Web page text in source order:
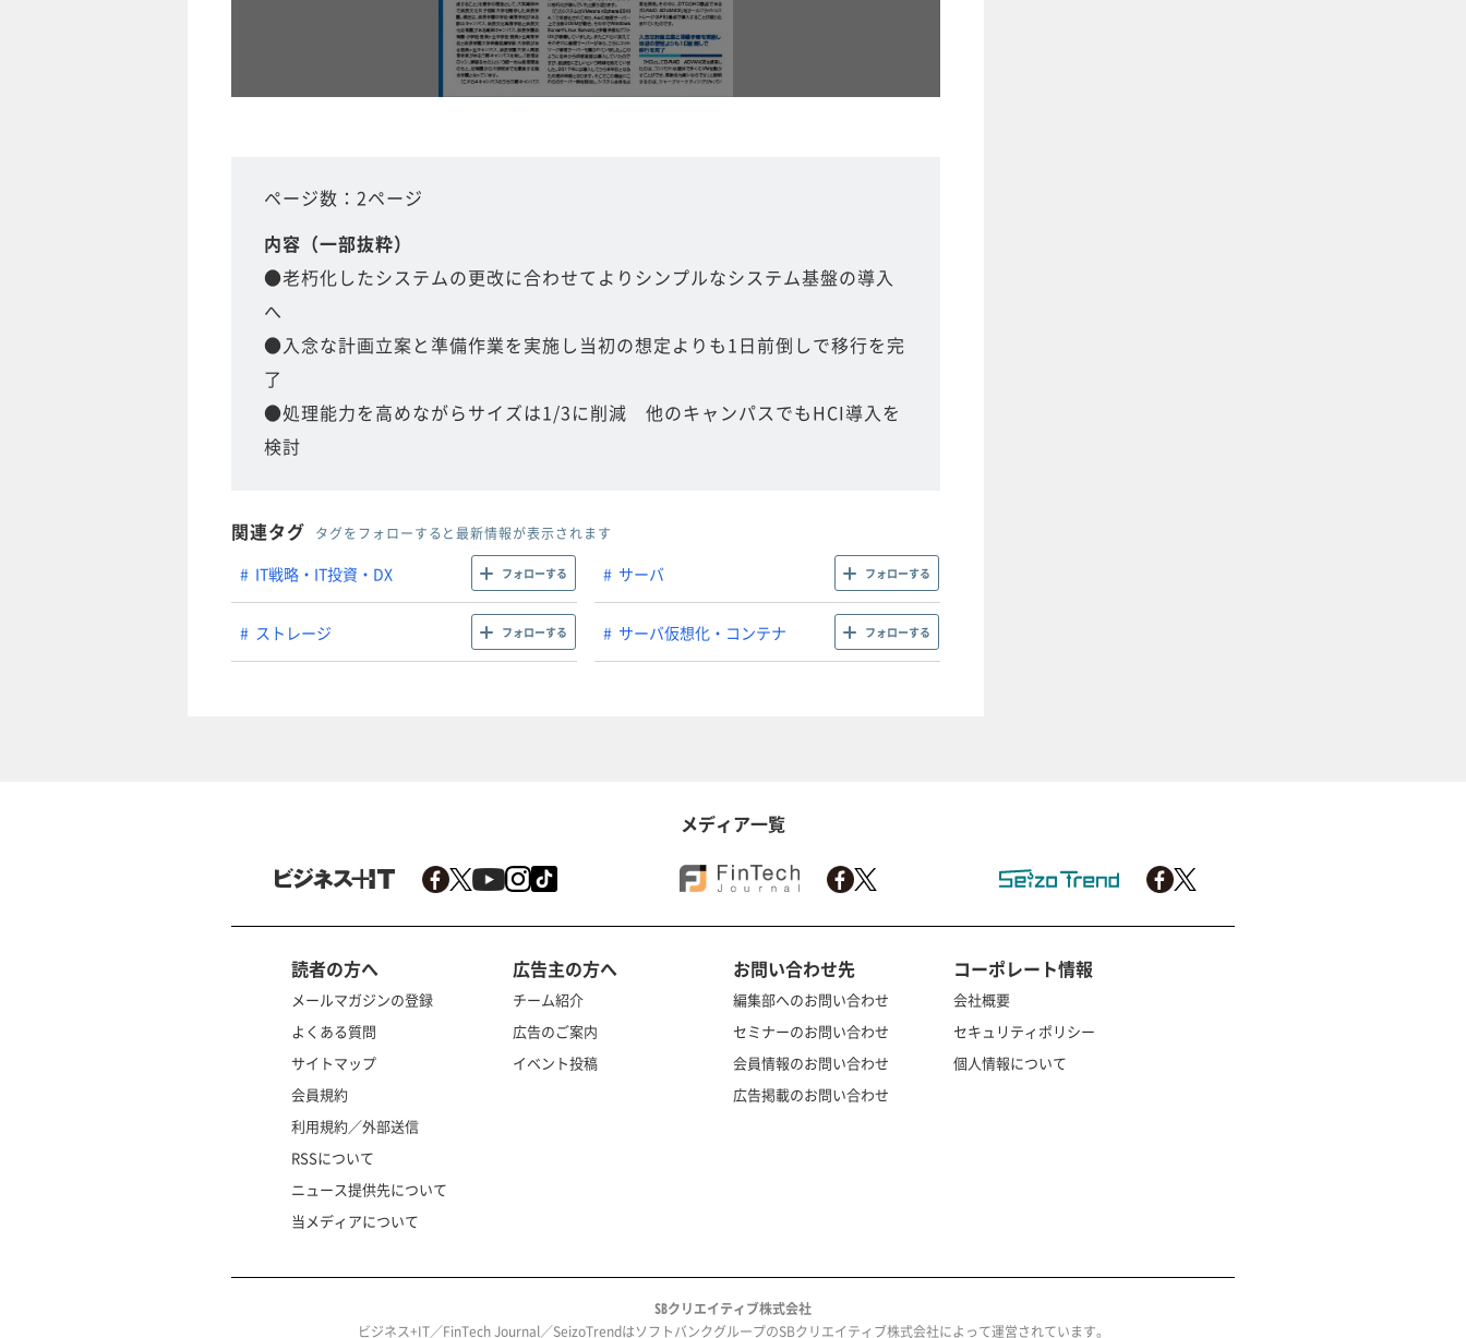
ページ数：2ページ
内容（一部抜粋）
●老朽化したシステムの更改に合わせてよりシンプルなシステム基盤の導入
へ
●入念な計画立案と準備作業を実施し当初の想定よりも1日前倒しで移行を完
了
●処理能力を高めながらサイズは1/3に削減 他のキャンパスでもHCI導入を
検討
関連タグ タグをフォローすると最新情報が表示されます
IT戦略・IT投資・DX フォローする サーバ フォローする
ストレージ フォローする サーバ仮想化・コンテナ フォローする
メディア一覧
読者の方へ
メールマガジンの登録
よくある質問
サイトマップ
会員規約
利用規約／外部送信
RSSについて
ニュース提供先について
当メディアについて
広告主の方へ
チーム紹介
広告のご案内
イベント投稿
お問い合わせ先
編集部へのお問い合わせ
セミナーのお問い合わせ
会員情報のお問い合わせ
広告掲載のお問い合わせ
コーポレート情報
会社概要
セキュリティポリシー
個人情報について
SBクリエイティブ株式会社
ビジネス+IT／FinTech Journal／SeizoTrendはソフトバンクグループのSBクリエイティブ株式会社によって運営されています。